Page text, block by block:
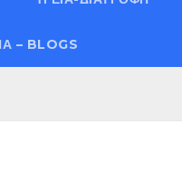
– BLOGS